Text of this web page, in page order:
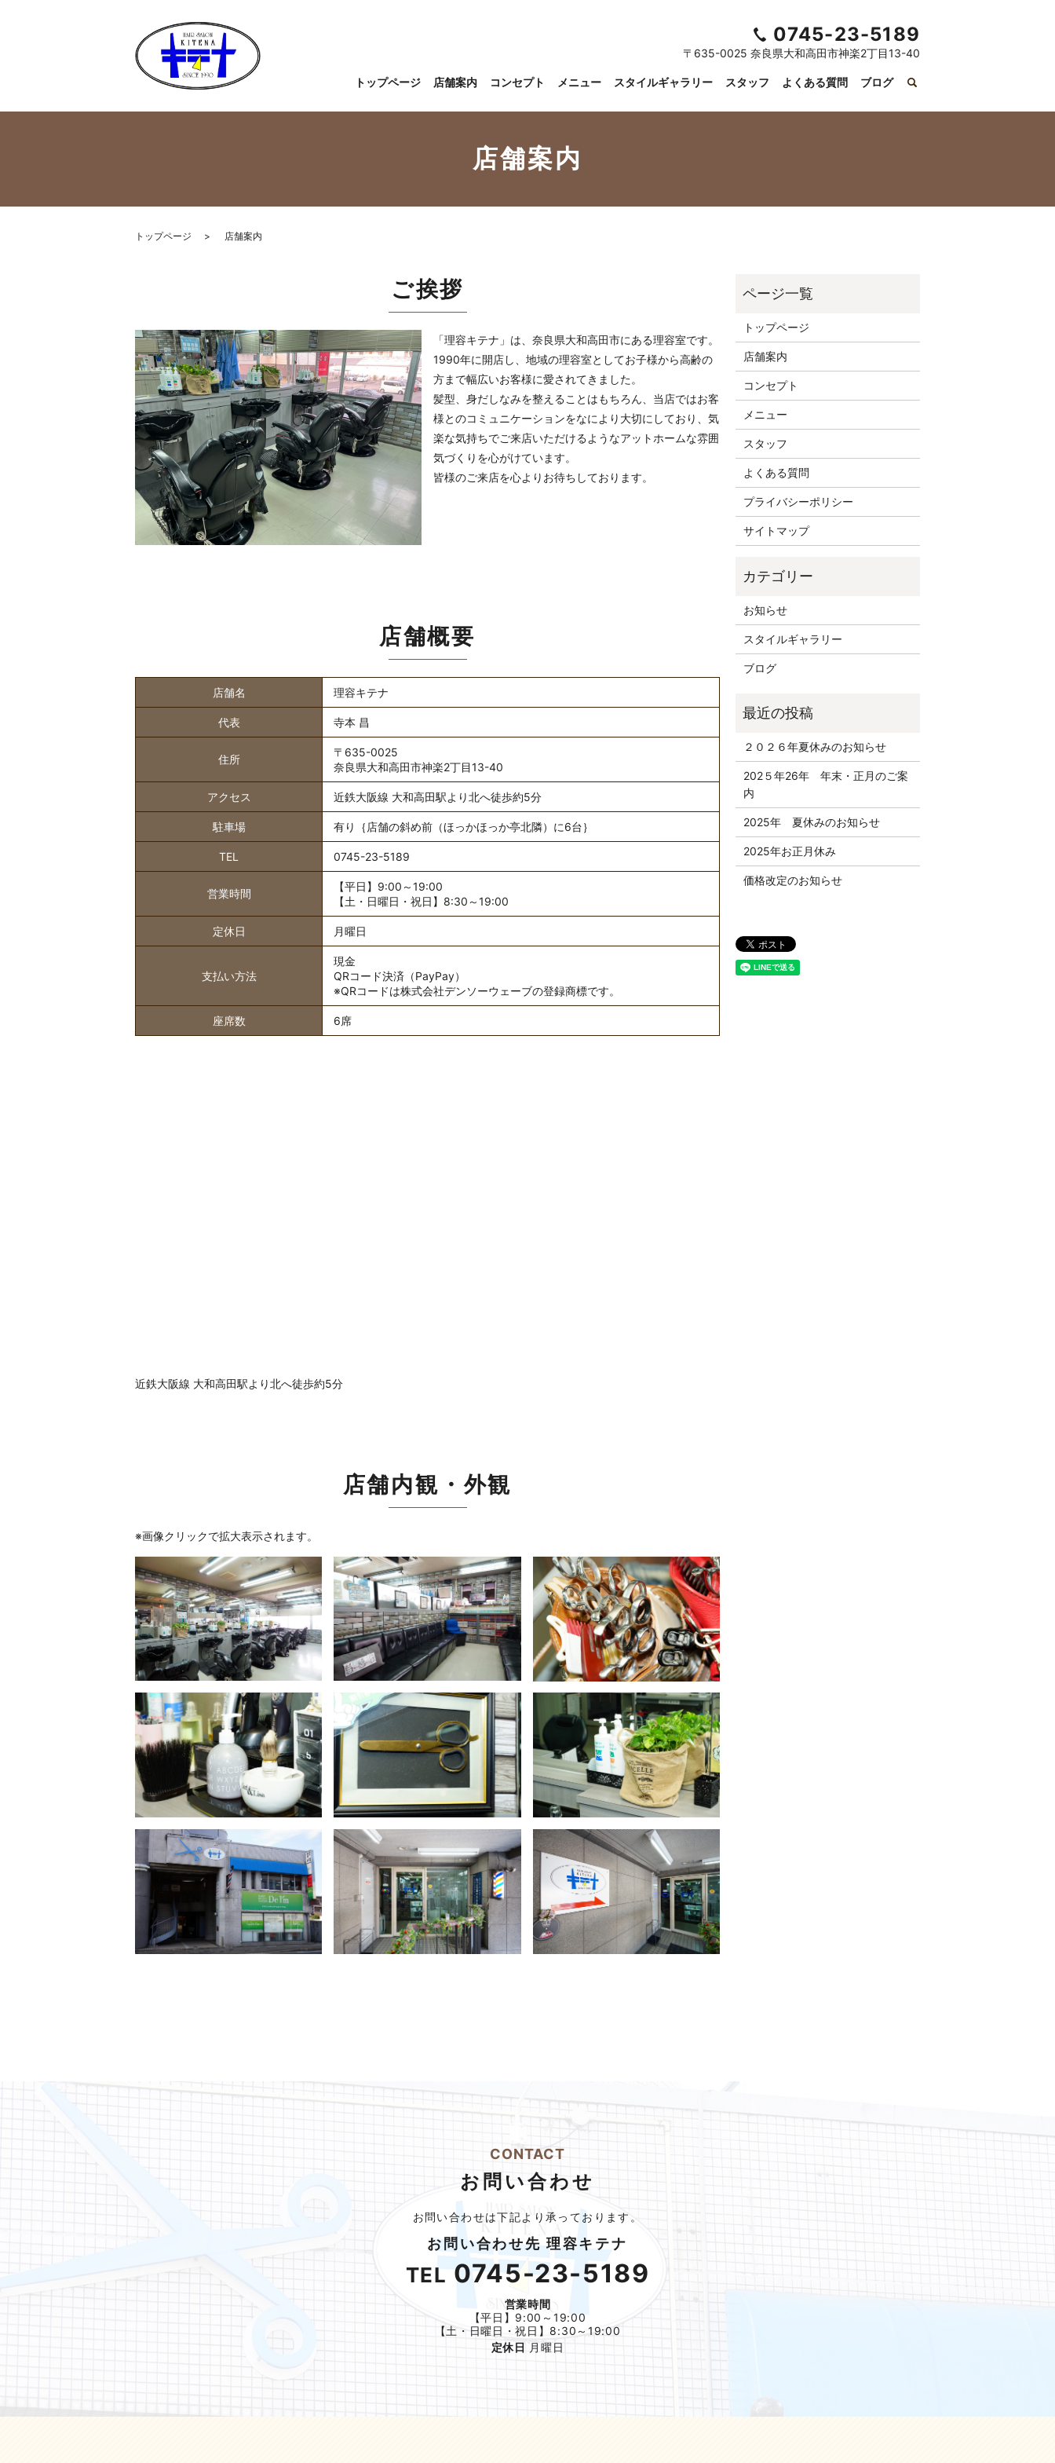
トップページ 店舗案内 コンセプト メニュー スタイルギャラリー スタッフ よくある質問 ブログ
0745-23-5189
〒635-0025 奈良県大和高田市神楽2丁目13-40
店舗案内
トップページ 店舗案内
ご挨拶
「理容キテナ」は、奈良県大和高田市にある理容室です。
1990年に開店し、地域の理容室としてお子様から高齢の
方まで幅広いお客様に愛されてきました。
髪型、身だしなみを整えることはもちろん、当店ではお客
様とのコミュニケーションをなにより大切にしており、気
楽な気持ちでご来店いただけるようなアットホームな雰囲
気づくりを心がけています。
皆様のご来店を心よりお待ちしております。
店舗概要
店舗名 理容キテナ
代表 寺本 昌
住所
〒635-0025
奈良県大和高田市神楽2丁目13-40
アクセス 近鉄大阪線 大和高田駅より北へ徒歩約5分
駐車場 有り｛店舗の斜め前（ほっかほっか亭北隣）に6台｝
TEL 0745-23-5189
営業時間
【平日】9:00～19:00
【土・日曜日・祝日】8:30～19:00
定休日 月曜日
支払い方法
現金
QRコード決済（PayPay）
※QRコードは株式会社デンソーウェーブの登録商標です。
座席数 6席
近鉄大阪線 大和高田駅より北へ徒歩約5分
店舗内観・外観
※画像クリックで拡大表示されます。
トップページ
店舗案内
コンセプト
メニュー
スタッフ
よくある質問
プライバシーポリシー
サイトマップ
お知らせ
スタイルギャラリー
ブログ
２０２６年夏休みのお知らせ
202５年26年 年末・正月のご案
内
2025年 夏休みのお知らせ
2025年お正月休み
価格改定のお知らせ
CONTACT
お問い合わせ
お問い合わせは下記より承っております。
お問い合わせ先 理容キテナ
TEL 0745-23-5189
営業時間
【平日】9:00～19:00
【土・日曜日・祝日】8:30～19:00
定休日 月曜日